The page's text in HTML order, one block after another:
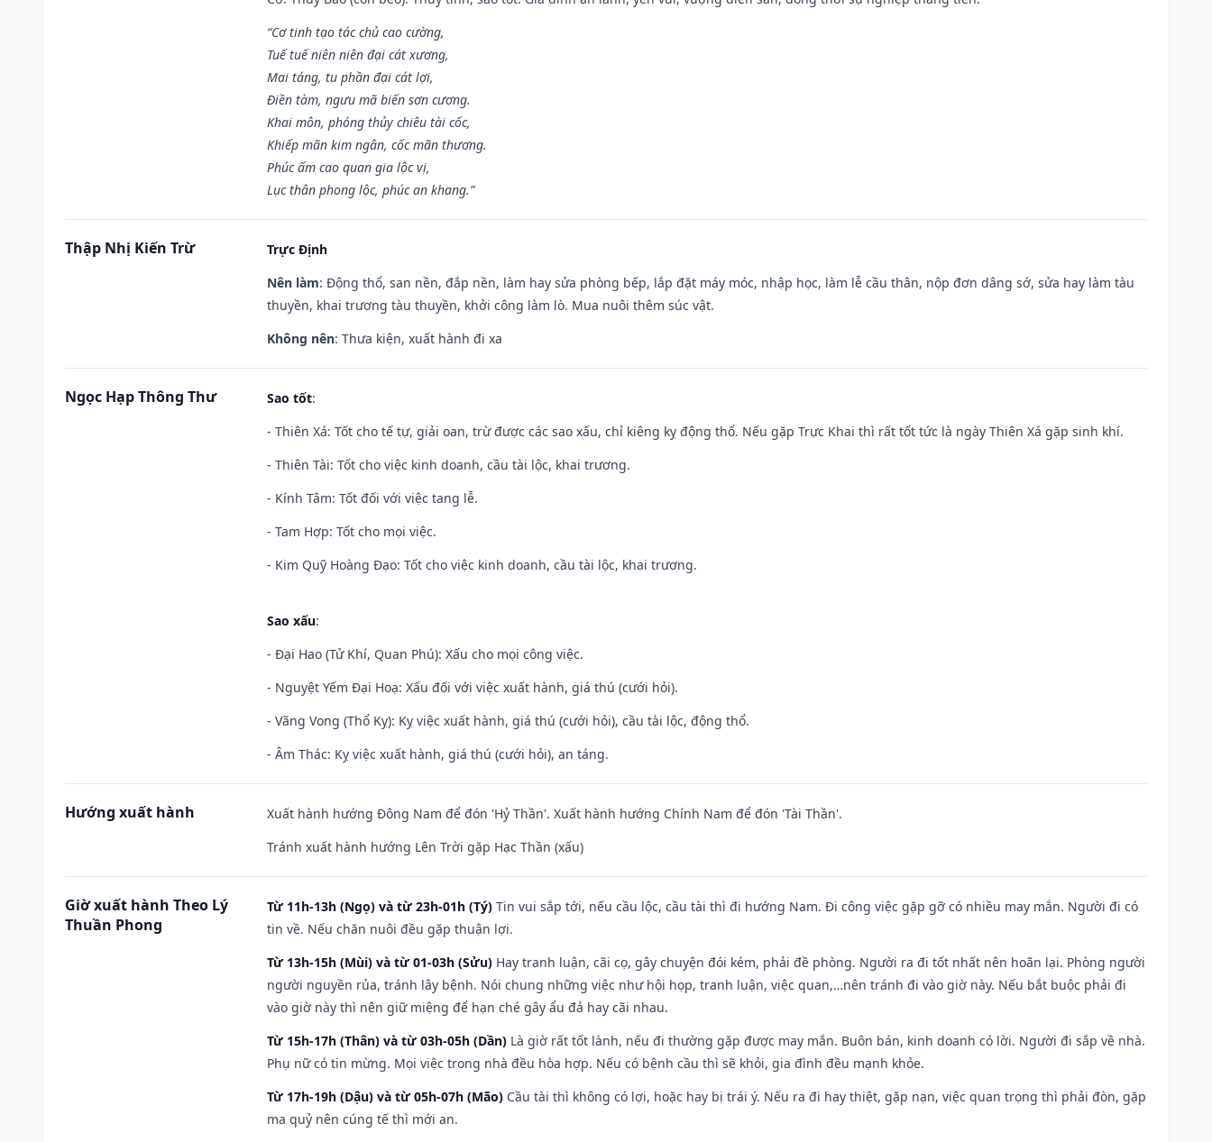
“Cơ tinh tạo tác chủ cao cường,
Tuế tuế niên niên đại cát xương,
Mai táng, tu phần đại cát lợi,
Điền tàm, ngưu mã biến sơn cương.
Khai môn, phóng thủy chiêu tài cốc,
Khiếp mãn kim ngân, cốc mãn thương.
Phúc ấm cao quan gia lộc vị,
Lục thân phong lộc, phúc an khang.”
Thập Nhị Kiến Trừ
Trực Định
Nên làm: Động thổ, san nền, đắp nền, làm hay sửa phòng bếp, lắp đặt máy móc, nhập học, làm lễ cầu thân, nộp đơn dâng sớ, sửa hay làm tàu
thuyền, khai trương tàu thuyền, khởi công làm lò. Mua nuôi thêm súc vật.
Không nên: Thưa kiện, xuất hành đi xa
Ngọc Hạp Thông Thư Sao tốt:
- Thiên Xá: Tốt cho tế tự, giải oan, trừ được các sao xấu, chỉ kiêng kỵ động thổ. Nếu gặp Trực Khai thì rất tốt tức là ngày Thiên Xá gặp sinh khí.
- Thiên Tài: Tốt cho việc kinh doanh, cầu tài lộc, khai trương.
- Kính Tâm: Tốt đối với việc tang lễ.
- Tam Hợp: Tốt cho mọi việc.
- Kim Quỹ Hoàng Đạo: Tốt cho việc kinh doanh, cầu tài lộc, khai trương.
Sao xấu:
- Đại Hao (Tử Khí, Quan Phú): Xấu cho mọi công việc.
- Nguyệt Yếm Đại Hoạ: Xấu đối với việc xuất hành, giá thú (cưới hỏi).
- Vãng Vong (Thổ Kỵ): Kỵ việc xuất hành, giá thú (cưới hỏi), cầu tài lộc, động thổ.
- Âm Thác: Kỵ việc xuất hành, giá thú (cưới hỏi), an táng.
Hướng xuất hành
Xuất hành hướng Đông Nam để đón 'Hỷ Thần'. Xuất hành hướng Chính Nam để đón 'Tài Thần'.
Tránh xuất hành hướng Lên Trời gặp Hạc Thần (xấu)
Giờ xuất hành Theo Lý
Thuần Phong
Từ 11h-13h (Ngọ) và từ 23h-01h (Tý) Tin vui sắp tới, nếu cầu lộc, cầu tài thì đi hướng Nam. Đi công việc gặp gỡ có nhiều may mắn. Người đi có
tin về. Nếu chăn nuôi đều gặp thuận lợi.
Từ 13h-15h (Mùi) và từ 01-03h (Sửu) Hay tranh luận, cãi cọ, gây chuyện đói kém, phải đề phòng. Người ra đi tốt nhất nên hoãn lại. Phòng người
người nguyền rủa, tránh lây bệnh. Nói chung những việc như hội họp, tranh luận, việc quan,…nên tránh đi vào giờ này. Nếu bắt buộc phải đi
vào giờ này thì nên giữ miệng để hạn ché gây ẩu đả hay cãi nhau.
Từ 15h-17h (Thân) và từ 03h-05h (Dần) Là giờ rất tốt lành, nếu đi thường gặp được may mắn. Buôn bán, kinh doanh có lời. Người đi sắp về nhà.
Phụ nữ có tin mừng. Mọi việc trong nhà đều hòa hợp. Nếu có bệnh cầu thì sẽ khỏi, gia đình đều mạnh khỏe.
Từ 17h-19h (Dậu) và từ 05h-07h (Mão) Cầu tài thì không có lợi, hoặc hay bị trái ý. Nếu ra đi hay thiệt, gặp nạn, việc quan trọng thì phải đòn, gặp
ma quỷ nên cúng tế thì mới an.